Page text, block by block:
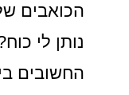
הכואבים
נותן לי
החשובים